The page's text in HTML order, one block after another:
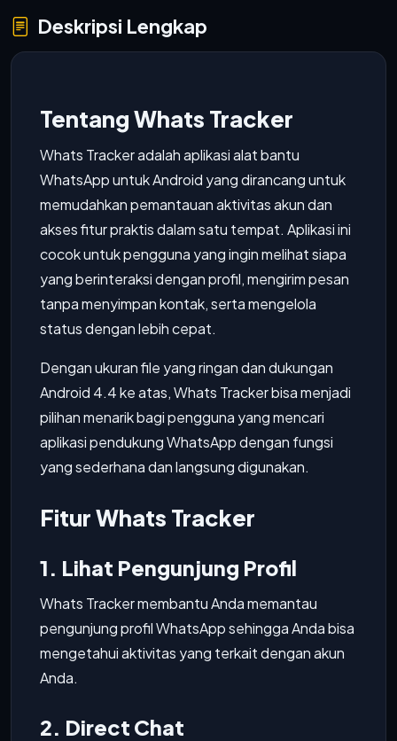
Deskripsi Lengkap
Tentang Whats Tracker
Whats Tracker adalah aplikasi alat bantu
WhatsApp untuk Android yang dirancang untuk
memudahkan pemantauan aktivitas akun dan
akses fitur praktis dalam satu tempat. Aplikasi ini
cocok untuk pengguna yang ingin melihat siapa
yang berinteraksi dengan profil, mengirim pesan
tanpa menyimpan kontak, serta mengelola
status dengan lebih cepat.
Dengan ukuran file yang ringan dan dukungan
Android 4.4 ke atas, Whats Tracker bisa menjadi
pilihan menarik bagi pengguna yang mencari
aplikasi pendukung WhatsApp dengan fungsi
yang sederhana dan langsung digunakan.
Fitur Whats Tracker
1. Lihat Pengunjung Profil
Whats Tracker membantu Anda memantau
pengunjung profil WhatsApp sehingga Anda bisa
mengetahui aktivitas yang terkait dengan akun
Anda.
2. Direct Chat